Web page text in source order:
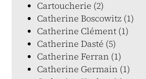
Cartoucherie (2)
Catherine Boscowitz (1)
Catherine Clément (1)
Catherine Dasté (5)
Catherine Ferran (1)
Catherine Germain (1)